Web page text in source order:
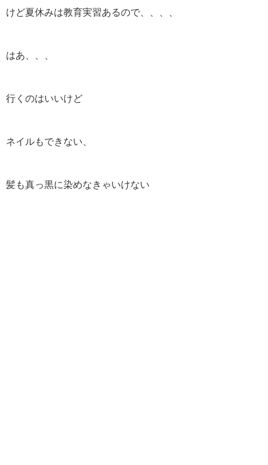
けど夏休みは教育実習あるので、、、、
はあ、、、
行くのはいいけど
ネイルもできない、
髪も真っ黒に染めなきゃいけない